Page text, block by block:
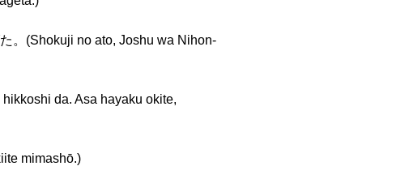
。(Shokuji no ato, Joshu wa Nihon-
da. Asa hayaku okite,
mimashō.)